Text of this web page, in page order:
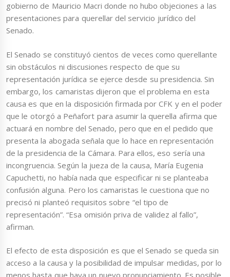
gobierno de Mauricio Macri donde no hubo objeciones a las
presentaciones para querellar del servicio jurídico del
Senado.
El Senado se constituyó cientos de veces como querellante
sin obstáculos ni discusiones respecto de que su
representación jurídica se ejerce desde su presidencia. Sin
embargo, los camaristas dijeron que el problema en esta
causa es que en la disposición firmada por CFK y en el poder
que le otorgó a Peñafort para asumir la querella afirma que
actuará en nombre del Senado, pero que en el pedido que
presenta la abogada señala que lo hace en representación
de la presidencia de la Cámara. Para ellos, eso sería una
incongruencia. Según la jueza de la causa, María Eugenia
Capuchetti, no había nada que especificar ni se planteaba
confusión alguna. Pero los camaristas le cuestiona que no
precisó ni planteó requisitos sobre “el tipo de
representación”. “Esa omisión priva de validez al fallo”,
afirman.
El efecto de esta disposición es que el Senado se queda sin
acceso a la causa y la posibilidad de impulsar medidas, por lo